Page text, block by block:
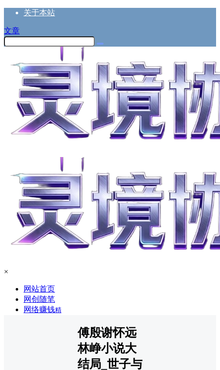
关于本站
文章
×
网站首页
网创随笔
网络赚钱精
傅殷谢怀远
林峥小说大
结局_世子与